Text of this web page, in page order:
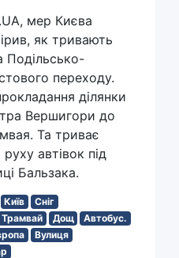
мер Києва
як тривають
Подільсько-
переходу.
ділянки
Вершигори до
Та триває
автівок під
Бальзака.
Київ
Сніг
Трамвай Дощ
Автобус.
Вулиця